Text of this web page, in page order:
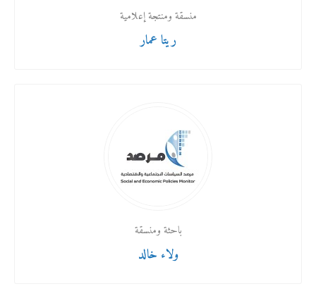
منسقة ومنتجة إعلامية
ريتا عمار
باحثة ومنسقة
ولاء خالد